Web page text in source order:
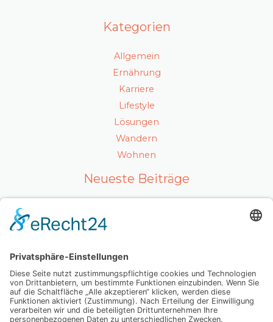
Kategorien
Allgemein
Ernährung
Karriere
Lifestyle
Lösungen
Wandern
Wohnen
Neueste Beiträge
Luxuriöses Haarvolumen ohne Kompromisse – so
Mit Ausstrahlung und Selbstvertrauen überzeugen
Wenn Abschiednehmen zur Herausforderung wird:
Was Sie wirklich wissen sollten
Dein Weg zu einer glatten Haut, die mehr als nur